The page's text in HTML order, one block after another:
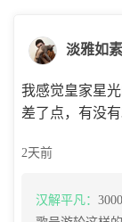
淡雅如素
我感觉皇家星
差了点，有没
2天前
汉解平凡：